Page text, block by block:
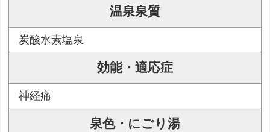
温泉泉質
炭酸水素塩泉
効能・適応症
神経痛
泉色・にごり湯